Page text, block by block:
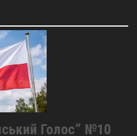
Голос” №10